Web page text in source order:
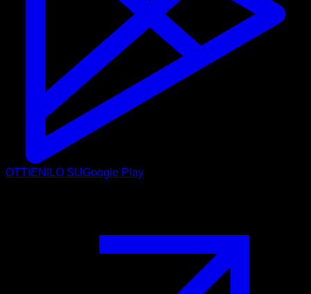
OTTIENILO SUGoogle Play